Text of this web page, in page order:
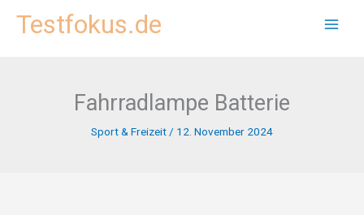
InhaltTestfokus.de
Fahrradlampe Batterie
Sport & Freizeit / 12. November 2024